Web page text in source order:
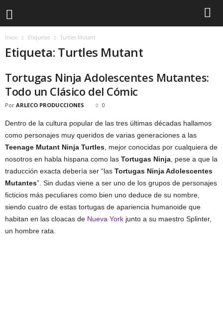
Inicio Etiquetas Turtles Mutant
Etiqueta: Turtles Mutant
Tortugas Ninja Adolescentes Mutantes:
Todo un Clásico del Cómic
Por ARLECO PRODUCCIONES 0
Dentro de la cultura popular de las tres últimas décadas hallamos
como personajes muy queridos de varias generaciones a las
Teenage Mutant Ninja Turtles , mejor conocidas por cualquiera de
nosotros en habla hispana como las Tortugas Ninja , pese a que la
traducción exacta debería ser “las Tortugas Ninja Adolescentes
Mutantes”. Sin dudas viene a ser uno de los grupos de personajes
ficticios más peculiares como bien uno deduce de su nombre,
siendo cuatro de estas tortugas de apariencia humanoide que
habitan en las cloacas de Nueva York junto a su maestro Splinter,
un hombre rata.